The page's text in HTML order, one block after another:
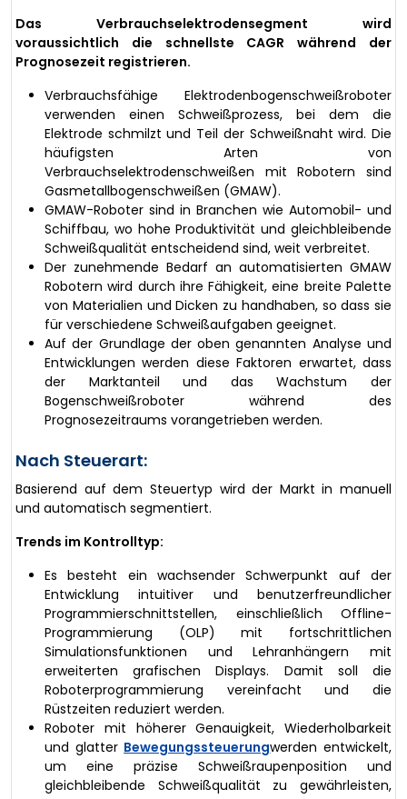
Das Verbrauchselektrodensegment wird
voraussichtlich die schnellste CAGR während der
Prognosezeit registrieren.
Verbrauchsfähige Elektrodenbogenschweißroboter
verwenden einen Schweißprozess, bei dem die
Elektrode schmilzt und Teil der Schweißnaht wird. Die
häufigsten Arten von
Verbrauchselektrodenschweißen mit Robotern sind
Gasmetallbogenschweißen (GMAW).
GMAW-Roboter sind in Branchen wie Automobil- und
Schiffbau, wo hohe Produktivität und gleichbleibende
Schweißqualität entscheidend sind, weit verbreitet.
Der zunehmende Bedarf an automatisierten GMAW
Robotern wird durch ihre Fähigkeit, eine breite Palette
von Materialien und Dicken zu handhaben, so dass sie
für verschiedene Schweißaufgaben geeignet.
Auf der Grundlage der oben genannten Analyse und
Entwicklungen werden diese Faktoren erwartet, dass
der Marktanteil und das Wachstum der
Bogenschweißroboter während des
Prognosezeitraums vorangetrieben werden.
Nach Steuerart:
Basierend auf dem Steuertyp wird der Markt in manuell
und automatisch segmentiert.
Trends im Kontrolltyp:
Es besteht ein wachsender Schwerpunkt auf der
Entwicklung intuitiver und benutzerfreundlicher
Programmierschnittstellen, einschließlich Offline-
Programmierung (OLP) mit fortschrittlichen
Simulationsfunktionen und Lehranhängern mit
erweiterten grafischen Displays. Damit soll die
Roboterprogrammierung vereinfacht und die
Rüstzeiten reduziert werden.
Roboter mit höherer Genauigkeit, Wiederholbarkeit
und glatter Bewegungssteuerungwerden entwickelt,
um eine präzise Schweißraupenposition und
gleichbleibende Schweißqualität zu gewährleisten,